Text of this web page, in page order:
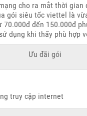
cho ra mắt thời gian
gói siêu tốc viettel là
đến 150.000đ
dụng khi thấy phù hợp
Ưu đãi gói
truy cập internet